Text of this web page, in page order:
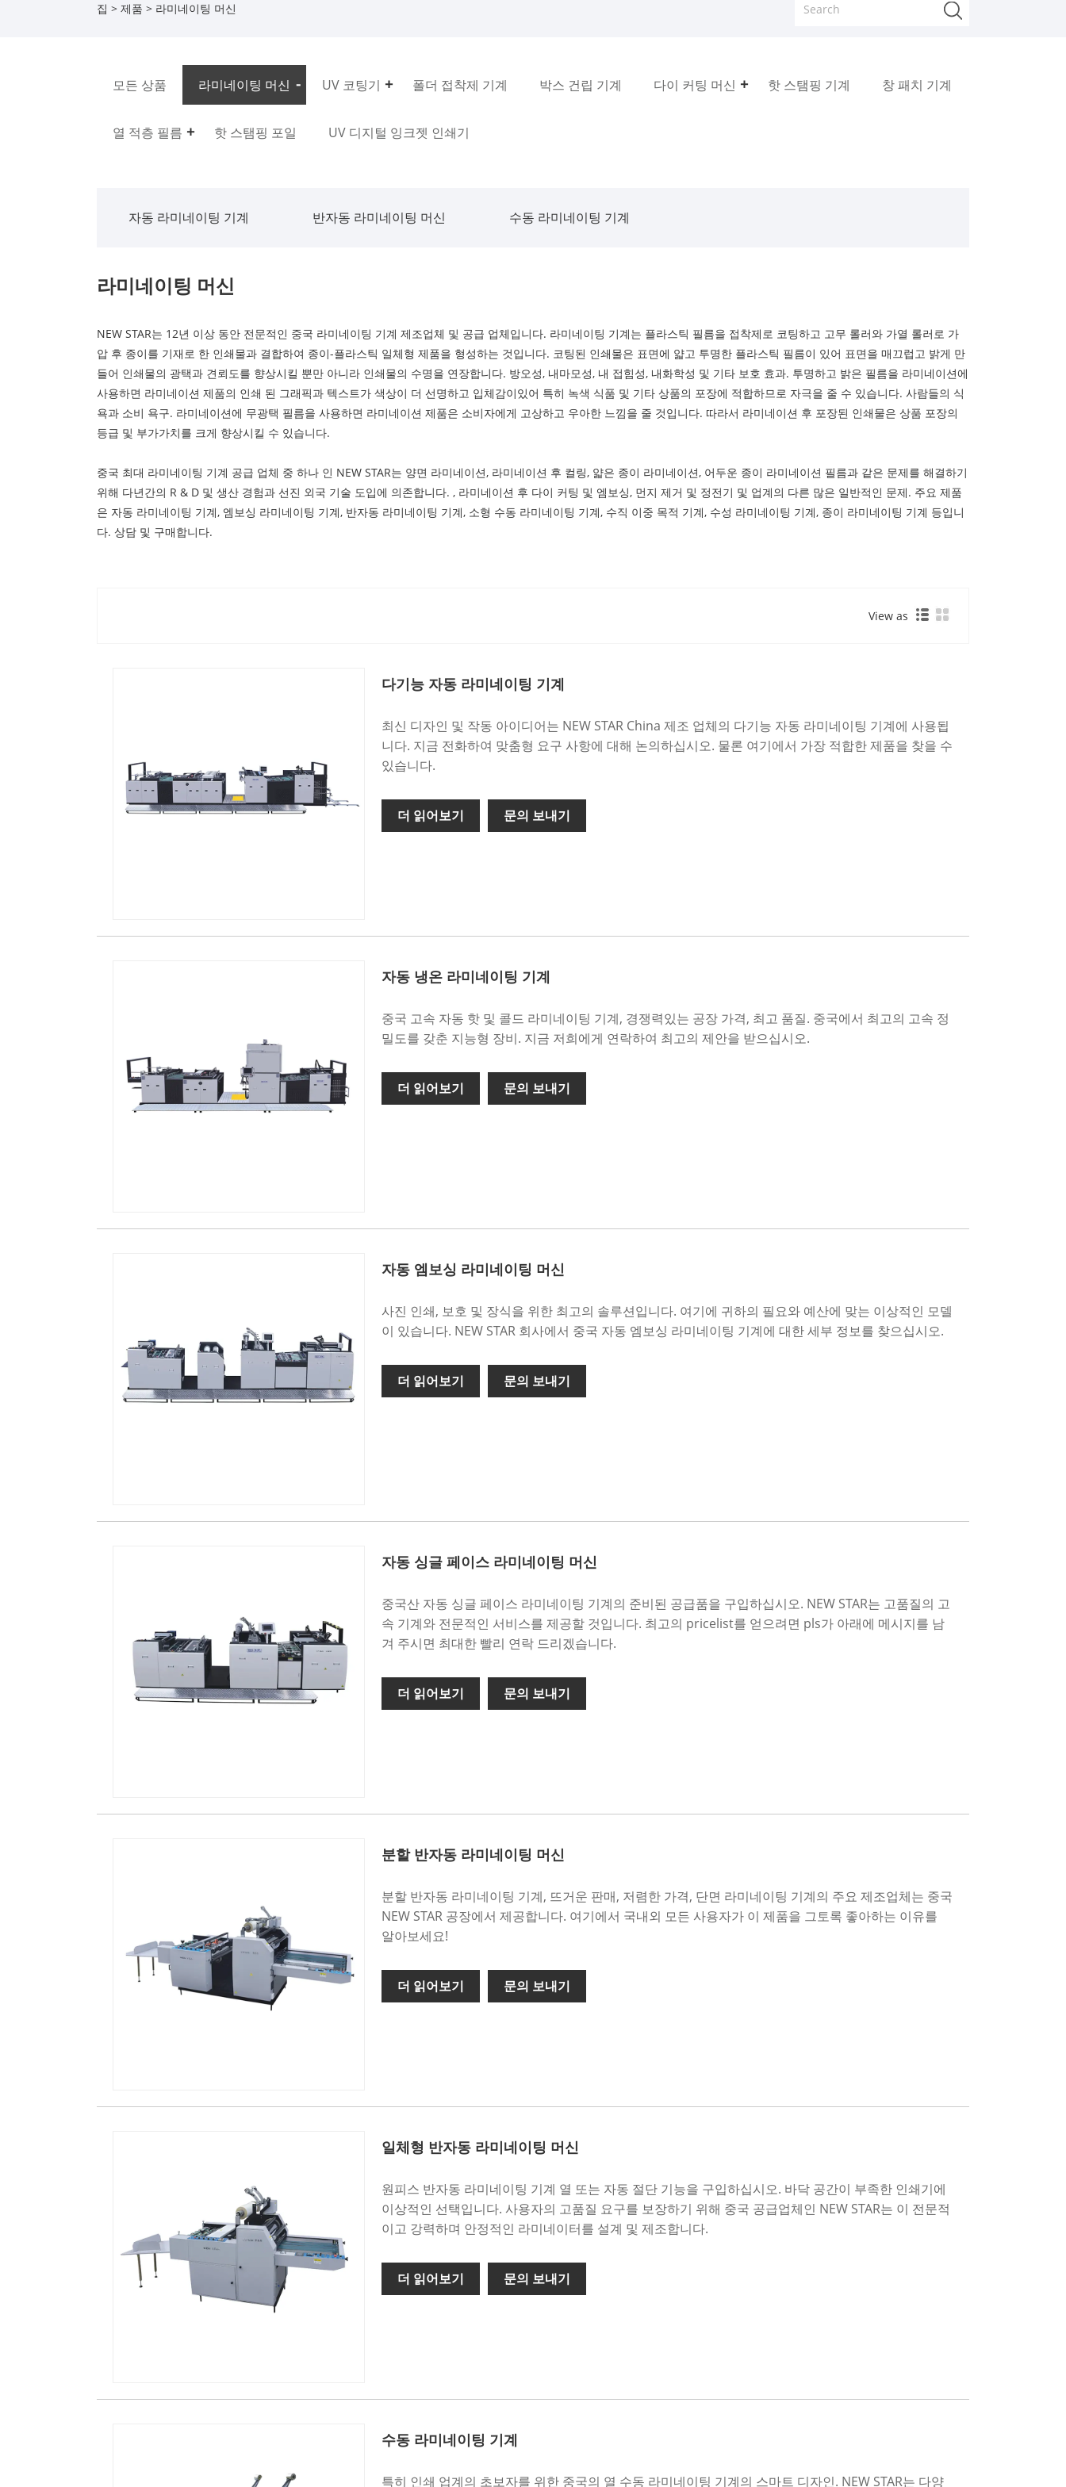
집 > 제품 > 라미네이팅 머신
모든 상품 라미네이팅 머신 UV 코팅기 폴더 접착제 기계 박스 건립 기계 다이 커팅 머신 핫 스탬핑 기계 창 패치 기계
열 적층 필름 핫 스탬핑 포일 UV 디지털 잉크젯 인쇄기
자동 라미네이팅 기계 반자동 라미네이팅 머신 수동 라미네이팅 기계
라미네이팅 머신
NEW STAR는 12년 이상 동안 전문적인 중국 라미네이팅 기계 제조업체 및 공급 업체입니다. 라미네이팅 기계는 플라스틱 필름을 접착제로 코팅하고 고무 롤러와 가열 롤러로 가
압 후 종이를 기재로 한 인쇄물과 결합하여 종이-플라스틱 일체형 제품을 형성하는 것입니다. 코팅된 인쇄물은 표면에 얇고 투명한 플라스틱 필름이 있어 표면을 매끄럽고 밝게 만
들어 인쇄물의 광택과 견뢰도를 향상시킬 뿐만 아니라 인쇄물의 수명을 연장합니다. 방오성, 내마모성, 내 접힘성, 내화학성 및 기타 보호 효과. 투명하고 밝은 필름을 라미네이션에
사용하면 라미네이션 제품의 인쇄 된 그래픽과 텍스트가 색상이 더 선명하고 입체감이있어 특히 녹색 식품 및 기타 상품의 포장에 적합하므로 자극을 줄 수 있습니다. 사람들의 식
욕과 소비 욕구. 라미네이션에 무광택 필름을 사용하면 라미네이션 제품은 소비자에게 고상하고 우아한 느낌을 줄 것입니다. 따라서 라미네이션 후 포장된 인쇄물은 상품 포장의
등급 및 부가가치를 크게 향상시킬 수 있습니다.
중국 최대 라미네이팅 기계 공급 업체 중 하나 인 NEW STAR는 양면 라미네이션, 라미네이션 후 컬링, 얇은 종이 라미네이션, 어두운 종이 라미네이션 필름과 같은 문제를 해결하기
위해 다년간의 R & D 및 생산 경험과 선진 외국 기술 도입에 의존합니다. , 라미네이션 후 다이 커팅 및 엠보싱, 먼지 제거 및 정전기 및 업계의 다른 많은 일반적인 문제. 주요 제품
은 자동 라미네이팅 기계, 엠보싱 라미네이팅 기계, 반자동 라미네이팅 기계, 소형 수동 라미네이팅 기계, 수직 이중 목적 기계, 수성 라미네이팅 기계, 종이 라미네이팅 기계 등입니
다. 상담 및 구매합니다.
View as
다기능 자동 라미네이팅 기계
최신 디자인 및 작동 아이디어는 NEW STAR China 제조 업체의 다기능 자동 라미네이팅 기계에 사용됩
니다. 지금 전화하여 맞춤형 요구 사항에 대해 논의하십시오. 물론 여기에서 가장 적합한 제품을 찾을 수
있습니다.
더 읽어보기 문의 보내기
자동 냉온 라미네이팅 기계
중국 고속 자동 핫 및 콜드 라미네이팅 기계, 경쟁력있는 공장 가격, 최고 품질. 중국에서 최고의 고속 정
밀도를 갖춘 지능형 장비. 지금 저희에게 연락하여 최고의 제안을 받으십시오.
더 읽어보기 문의 보내기
자동 엠보싱 라미네이팅 머신
사진 인쇄, 보호 및 장식을 위한 최고의 솔루션입니다. 여기에 귀하의 필요와 예산에 맞는 이상적인 모델
이 있습니다. NEW STAR 회사에서 중국 자동 엠보싱 라미네이팅 기계에 대한 세부 정보를 찾으십시오.
더 읽어보기 문의 보내기
자동 싱글 페이스 라미네이팅 머신
중국산 자동 싱글 페이스 라미네이팅 기계의 준비된 공급품을 구입하십시오. NEW STAR는 고품질의 고
속 기계와 전문적인 서비스를 제공할 것입니다. 최고의 pricelist를 얻으려면 pls가 아래에 메시지를 남
겨 주시면 최대한 빨리 연락 드리겠습니다.
더 읽어보기 문의 보내기
분할 반자동 라미네이팅 머신
분할 반자동 라미네이팅 기계, 뜨거운 판매, 저렴한 가격, 단면 라미네이팅 기계의 주요 제조업체는 중국
NEW STAR 공장에서 제공합니다. 여기에서 국내외 모든 사용자가 이 제품을 그토록 좋아하는 이유를
알아보세요!
더 읽어보기 문의 보내기
일체형 반자동 라미네이팅 머신
원피스 반자동 라미네이팅 기계 열 또는 자동 절단 기능을 구입하십시오. 바닥 공간이 부족한 인쇄기에
이상적인 선택입니다. 사용자의 고품질 요구를 보장하기 위해 중국 공급업체인 NEW STAR는 이 전문적
이고 강력하며 안정적인 라미네이터를 설계 및 제조합니다.
더 읽어보기 문의 보내기
수동 라미네이팅 기계
특히 인쇄 업계의 초보자를 위한 중국의 열 수동 라미네이팅 기계의 스마트 디자인. NEW STAR는 다양